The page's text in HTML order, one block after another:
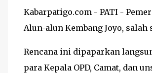
Kabarpatigo.com - PATI -
Alun-alun Kembang Joyo,
Rencana ini dipaparkan
para Kepala OPD, Camat, dan